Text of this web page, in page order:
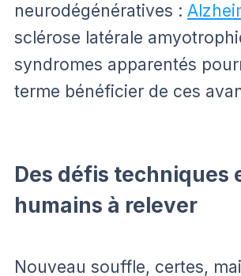
neurodégénératives :
sclérose latérale
syndromes apparentés
terme bénéficier de ces
Des défis techniques
humains à relever
Nouveau souffle, certes,